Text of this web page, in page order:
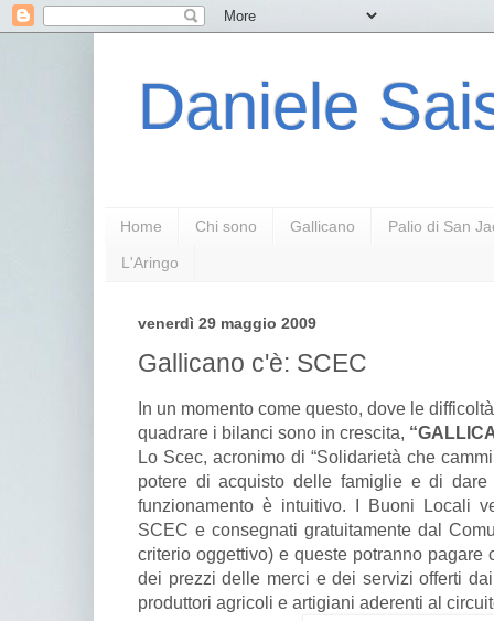
Daniele
Home Chi sono Gallicano Palio di San
L'Aringo
venerdì 29 maggio 2009
Gallicano c'è: SCEC
In un momento come questo, dove le
quadrare i bilanci sono in crescita,
Lo Scec, acronimo di “Solidarietà che
potere di acquisto delle famiglie e di dare
funzionamento è intuitivo. I Buoni Locali
SCEC e consegnati gratuitamente dal
criterio oggettivo) e queste potranno pagare
dei prezzi delle merci e dei servizi offerti
produttori agricoli e artigiani aderenti al